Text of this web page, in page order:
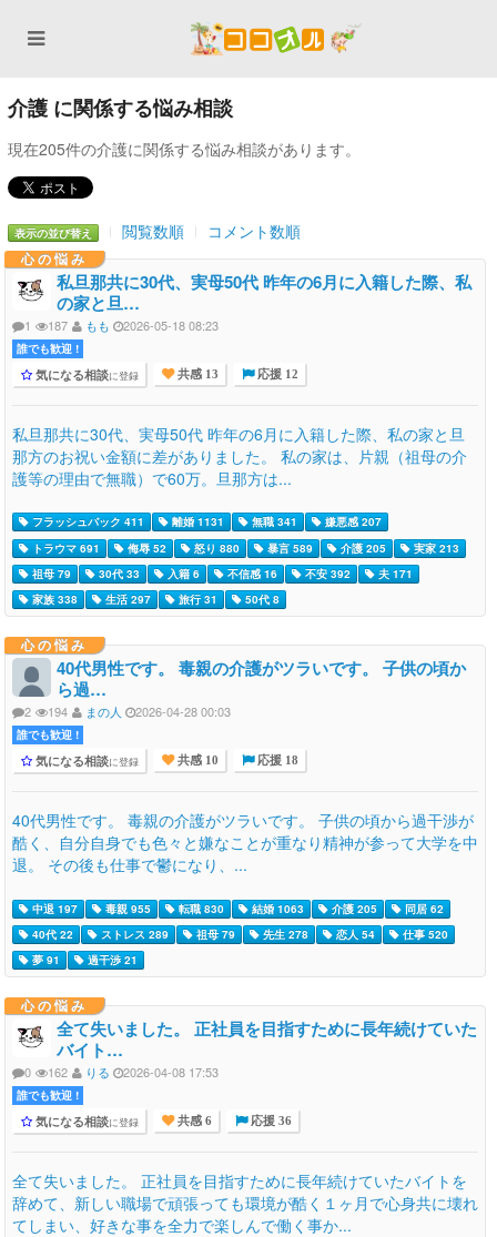
介護 に関係する悩み相談
現在205件の介護に関係する悩み相談があります。
表示の並び替え 閲覧数順 コメント数順
心の悩み
私旦那共に30代、実母50代 昨年の6月に入籍した際、私
の家と旦…
1 187 もも 2026-05-18 08:23
誰でも歓迎 !
気になる相談に登録 共感 13 応援 12
私旦那共に30代、実母50代 昨年の6月に入籍した際、私の家と旦
那方のお祝い金額に差がありました。 私の家は、片親（祖母の介
護等の理由で無職）で60万。旦那方は...
フラッシュバック 411 離婚 1131 無職 341
嫌悪感 207
トラウマ 691
侮辱 52 怒り 880 暴言 589 介護 205
実家 213
祖母 79
30代 33 入籍 6 不信感 16 不安 392
夫 171
家族 338
生活 297 旅行 31 50代 8
心の悩み
40代男性です。 毒親の介護がツラいです。 子供の頃か
ら過…
2 194 まの人 2026-04-28 00:03
誰でも歓迎 !
気になる相談に登録 共感 10 応援 18
40代男性です。 毒親の介護がツラいです。 子供の頃から過干渉が
酷く、自分自身でも色々と嫌なことが重なり精神が参って大学を中
退。 その後も仕事で鬱になり、...
中退 197 毒親 955 転職 830 結婚 1063 介護 205
同居 62
40代 22
ストレス 289 祖母 79 先生 278 恋人 54
仕事 520
夢 91
過干渉 21
心の悩み
全て失いました。 正社員を目指すために長年続けていた
バイト…
0 162 りる 2026-04-08 17:53
誰でも歓迎 !
気になる相談に登録 共感 6 応援 36
全て失いました。 正社員を目指すために長年続けていたバイトを
辞めて、新しい職場で頑張っても環境が酷く１ヶ月で心身共に壊れ
てしまい、好きな事を全力で楽しんで働く事か...